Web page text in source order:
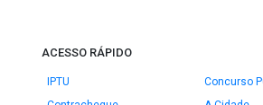
ACESSO RÁPIDO
IPTU
Concurso